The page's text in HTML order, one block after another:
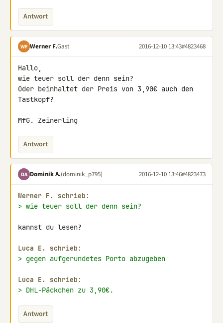
Antwort
WF Werner F.Gast 2016-12-10 13:43#4823468
Hallo,
wie teuer soll der denn sein?
Oder beinhaltet der Preis von 3,90€ auch den
Tastkopf?
MfG. Zeinerling
Antwort
DA Dominik A.(dominik_p795) 2016-12-10 13:46#4823473
Werner F. schrieb:
> wie teuer soll der denn sein?
kannst du lesen?
Luca E. schrieb:
> gegen aufgerundetes Porto abzugeben
Luca E. schrieb:
> DHL-Päckchen zu 3,90€.
Antwort